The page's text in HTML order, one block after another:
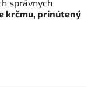
správnych
krčmu, prinútený